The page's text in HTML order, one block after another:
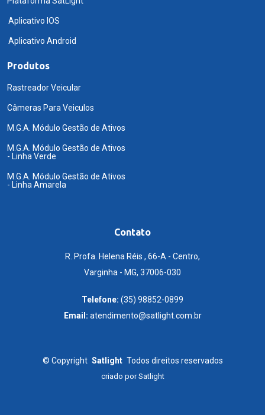
Aplicativo IOS
Aplicativo Android
Produtos
Rastreador Veicular
Câmeras Para Veiculos
M.G.A. Módulo Gestão de Ativos
M.G.A. Módulo Gestão de Ativos
- Linha Verde
M.G.A. Módulo Gestão de Ativos
- Linha Amarela
Contato
R. Profa. Helena Réis , 66-A - Centro,
Varginha - MG, 37006-030
Telefone: (35) 98852-0899
Email: atendimento@satlight.com.br
© Copyright Satlight Todos direitos reservados
criado porSatlight